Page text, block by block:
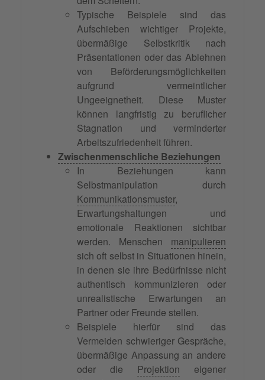
Typische Beispiele sind das
Aufschieben wichtiger Projekte,
übermäßige Selbstkritik nach
Präsentationen oder das Ablehnen
von Beförderungsmöglichkeiten
aufgrund vermeintlicher
Ungeeignetheit. Diese Muster
können langfristig zu beruflicher
Stagnation und verminderter
Arbeitszufriedenheit führen.
Zwischenmenschliche Beziehungen
In Beziehungen kann
Selbstmanipulation durch
Kommunikationsmuster,
Erwartungshaltungen und
emotionale Reaktionen sichtbar
werden. Menschen manipulieren
sich oft selbst in Situationen hinein,
in denen sie ihre Bedürfnisse nicht
authentisch kommunizieren oder
unrealistische Erwartungen an
Partner oder Freunde stellen.
Beispiele hierfür sind das
Vermeiden schwieriger Gespräche,
übermäßige Anpassung an andere
oder die Projektion eigener